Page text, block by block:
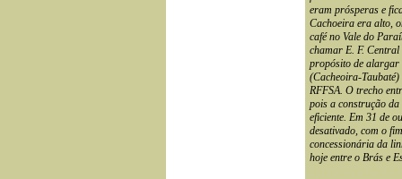
eram prósperas e
Cachoeira era alto,
café no Vale do
chamar E. F.
propósito de alargar
(Cacheoira-
RFFSA. O trecho
pois a construção
eficiente. Em 31 de
desativado, com o
concessionária da
hoje entre o Brás e